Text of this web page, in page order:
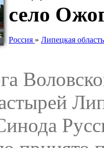
село
Россия » Липецкая область